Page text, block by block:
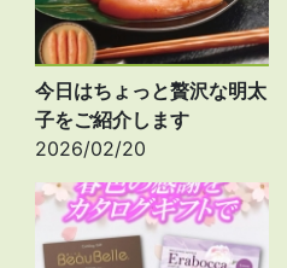
今日はちょっと贅沢な明太
子をご紹介します
2026/02/20